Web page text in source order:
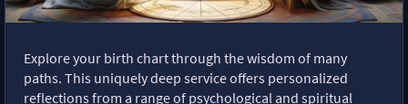
Explore your birth chart through the wisdom of many
paths. This uniquely deep service offers personalized
reflections from a range of psychological and spiritual